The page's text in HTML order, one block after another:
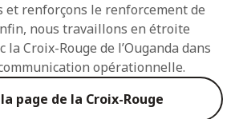
et renforçons le renforcement de
nous travaillons en étroite
Croix-Rouge de l’Ouganda dans
opérationnelle.
page de la Croix-Rouge